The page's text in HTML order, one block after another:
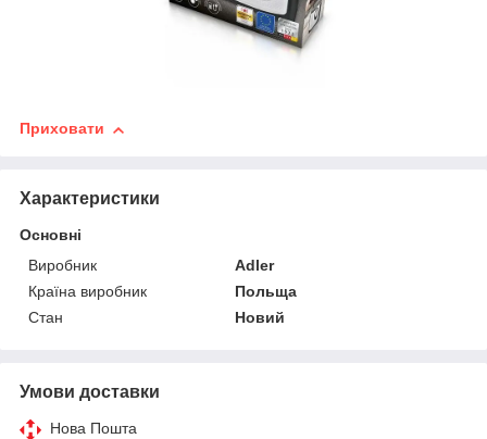
Приховати
Характеристики
Основні
Виробник
Adler
Країна виробник
Польща
Стан
Новий
Умови доставки
Нова Пошта